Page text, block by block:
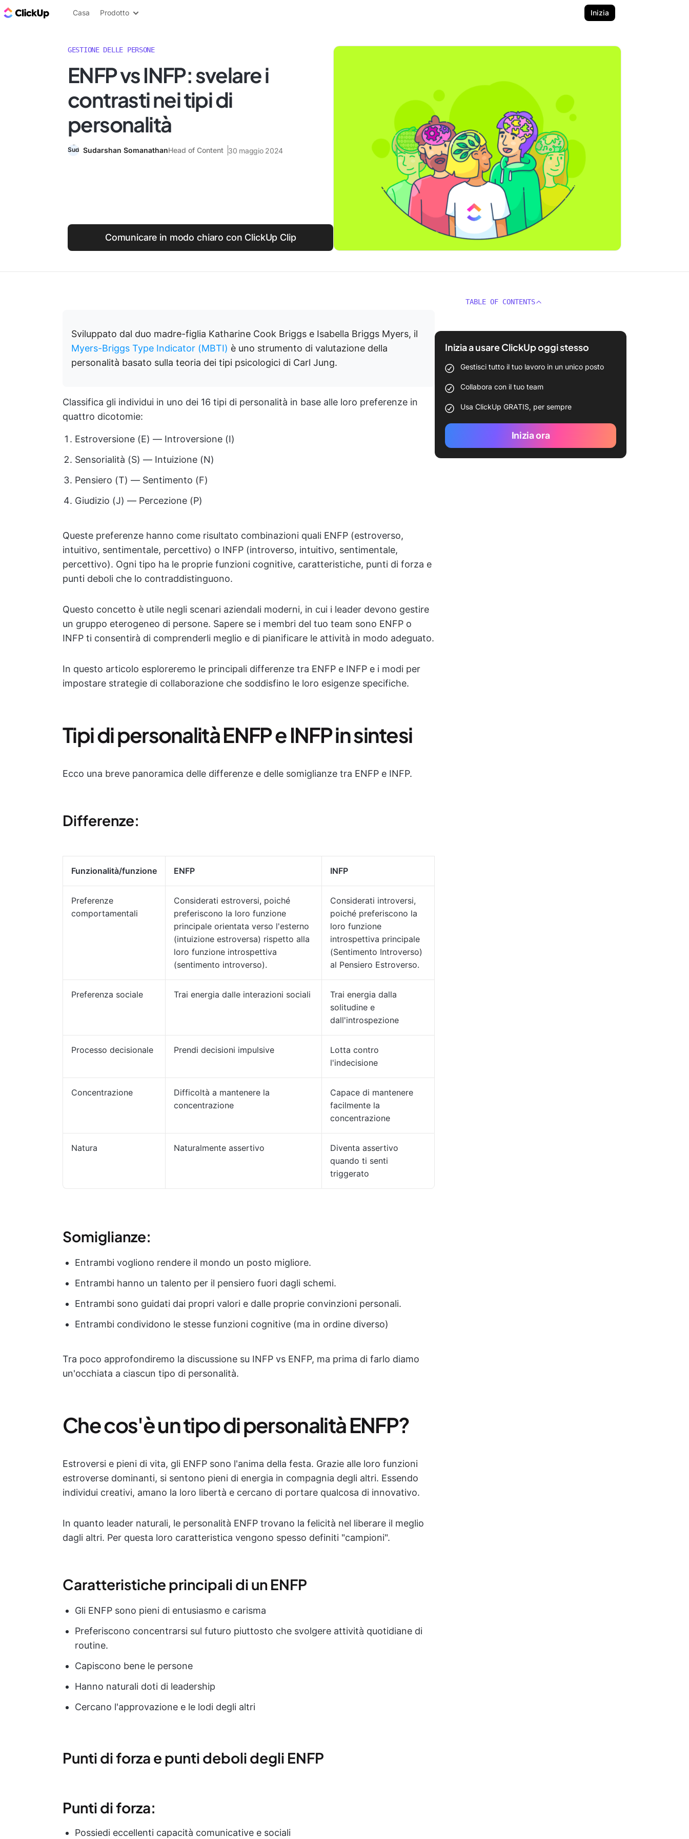
Blog di ClickUp
Casa Prodotto Inizia
GESTIONE DELLE PERSONE
ENFP vs INFP: svelare i
contrasti nei tipi di
personalità
Sudarshan SomanathanHead of Content 30 maggio 2024
Comunicare in modo chiaro con ClickUp Clip
Sviluppato dal duo madre-figlia Katharine Cook Briggs e Isabella Briggs Myers, il
Myers-Briggs Type Indicator (MBTI) è uno strumento di valutazione della
personalità basato sulla teoria dei tipi psicologici di Carl Jung.
Classifica gli individui in uno dei 16 tipi di personalità in base alle loro preferenze in
quattro dicotomie:
Estroversione (E) — Introversione (I)
Sensorialità (S) — Intuizione (N)
Pensiero (T) — Sentimento (F)
Giudizio (J) — Percezione (P)
Queste preferenze hanno come risultato combinazioni quali ENFP (estroverso,
intuitivo, sentimentale, percettivo) o INFP (introverso, intuitivo, sentimentale,
percettivo). Ogni tipo ha le proprie funzioni cognitive, caratteristiche, punti di forza e
punti deboli che lo contraddistinguono.
Questo concetto è utile negli scenari aziendali moderni, in cui i leader devono gestire
un gruppo eterogeneo di persone. Sapere se i membri del tuo team sono ENFP o
INFP ti consentirà di comprenderli meglio e di pianificare le attività in modo adeguato.
In questo articolo esploreremo le principali differenze tra ENFP e INFP e i modi per
impostare strategie di collaborazione che soddisfino le loro esigenze specifiche.
Tipi di personalità ENFP e INFP in sintesi
Ecco una breve panoramica delle differenze e delle somiglianze tra ENFP e INFP.
Differenze:
Funzionalità/funzione ENFP INFP
Preferenze
comportamentali
Considerati estroversi, poiché
preferiscono la loro funzione
principale orientata verso l'esterno
(intuizione estroversa) rispetto alla
loro funzione introspettiva
(sentimento introverso).
Considerati introversi,
poiché preferiscono la
loro funzione
introspettiva principale
(Sentimento Introverso)
al Pensiero Estroverso.
Preferenza sociale Trai energia dalle interazioni sociali
Trai energia dalla
solitudine e
dall'introspezione
Processo decisionale Prendi decisioni impulsive
Lotta contro
l'indecisione
Concentrazione
Difficoltà a mantenere la
concentrazione
Capace di mantenere
facilmente la
concentrazione
Natura Naturalmente assertivo
Diventa assertivo
quando ti senti
triggerato
Somiglianze:
Entrambi vogliono rendere il mondo un posto migliore.
Entrambi hanno un talento per il pensiero fuori dagli schemi.
Entrambi sono guidati dai propri valori e dalle proprie convinzioni personali.
Entrambi condividono le stesse funzioni cognitive (ma in ordine diverso)
Tra poco approfondiremo la discussione su INFP vs ENFP, ma prima di farlo diamo
un'occhiata a ciascun tipo di personalità.
Che cos'è un tipo di personalità ENFP?
Estroversi e pieni di vita, gli ENFP sono l'anima della festa. Grazie alle loro funzioni
estroverse dominanti, si sentono pieni di energia in compagnia degli altri. Essendo
individui creativi, amano la loro libertà e cercano di portare qualcosa di innovativo.
In quanto leader naturali, le personalità ENFP trovano la felicità nel liberare il meglio
dagli altri. Per questa loro caratteristica vengono spesso definiti "campioni".
Caratteristiche principali di un ENFP
Gli ENFP sono pieni di entusiasmo e carisma
Preferiscono concentrarsi sul futuro piuttosto che svolgere attività quotidiane di
routine.
Capiscono bene le persone
Hanno naturali doti di leadership
Cercano l'approvazione e le lodi degli altri
Punti di forza e punti deboli degli ENFP
Punti di forza:
Possiedi eccellenti capacità comunicative e sociali
TABLE OF CONTENTS
Inizia a usare ClickUp oggi stesso
Gestisci tutto il tuo lavoro in un unico posto
Collabora con il tuo team
Usa ClickUp GRATIS, per sempre
Inizia ora